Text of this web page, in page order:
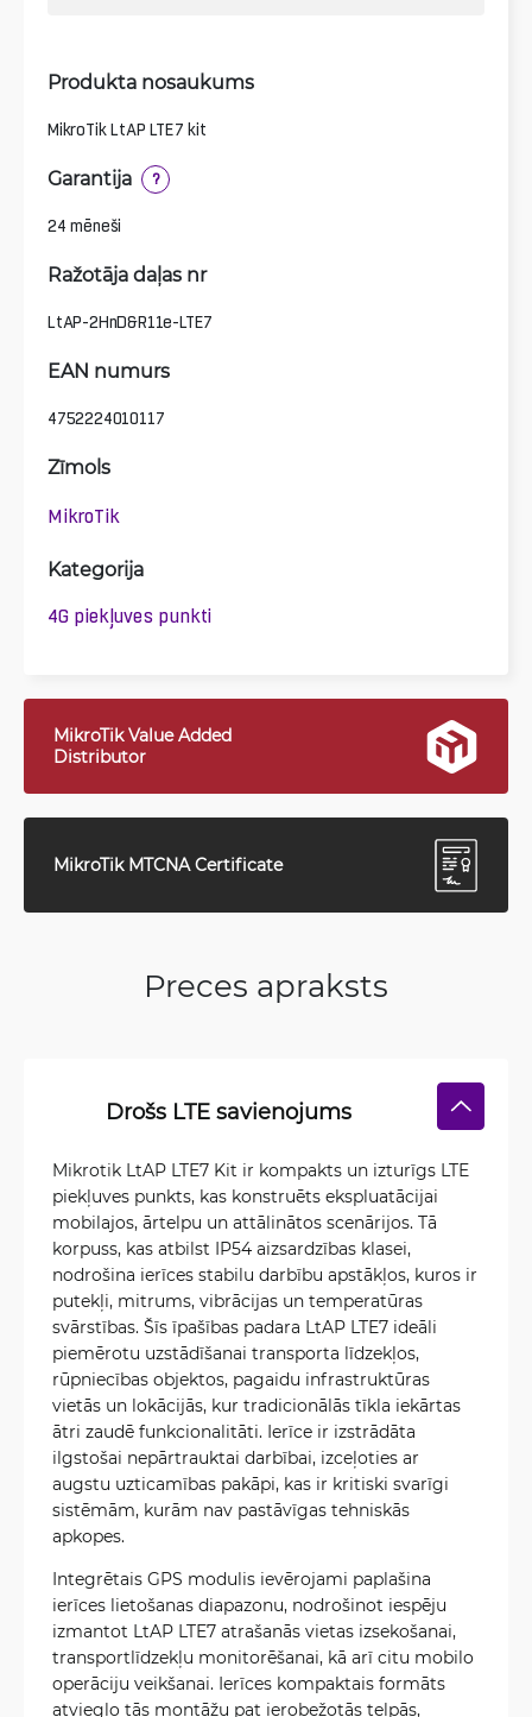
Produkta nosaukums
MikroTik LtAP LTE7 kit
Garantija ?
24 mēneši
Ražotāja daļas nr
LtAP-2HnD&R11e-LTE7
EAN numurs
4752224010117
Zīmols
MikroTik
Kategorija
4G piekļuves punkti
MikroTik Value Added
Distributor
MikroTik MTCNA Certificate
Preces apraksts
Drošs LTE savienojums
Mikrotik LtAP LTE7 Kit ir kompakts un izturīgs LTE
piekļuves punkts, kas konstruēts ekspluatācijai
mobilajos, ārtelpu un attālinātos scenārijos. Tā
korpuss, kas atbilst IP54 aizsardzības klasei,
nodrošina ierīces stabilu darbību apstākļos, kuros ir
putekļi, mitrums, vibrācijas un temperatūras
svārstības. Šīs īpašības padara LtAP LTE7 ideāli
piemērotu uzstādīšanai transporta līdzekļos,
rūpniecības objektos, pagaidu infrastruktūras
vietās un lokācijās, kur tradicionālās tīkla iekārtas
ātri zaudē funkcionalitāti. Ierīce ir izstrādāta
ilgstošai nepārtrauktai darbībai, izceļoties ar
augstu uzticamības pakāpi, kas ir kritiski svarīgi
sistēmām, kurām nav pastāvīgas tehniskās
apkopes.
Integrētais GPS modulis ievērojami paplašina
ierīces lietošanas diapazonu, nodrošinot iespēju
izmantot LtAP LTE7 atrašanās vietas izsekošanai,
transportlīdzekļu monitorēšanai, kā arī citu mobilo
operāciju veikšanai. Ierīces kompaktais formāts
atvieglo tās montāžu pat ierobežotās telpās,